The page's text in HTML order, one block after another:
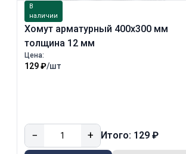
В
наличии
Хомут арматурный 400х300 мм
толщина 12 мм
Цена:
129 ₽/шт
− + Итого: 129 ₽